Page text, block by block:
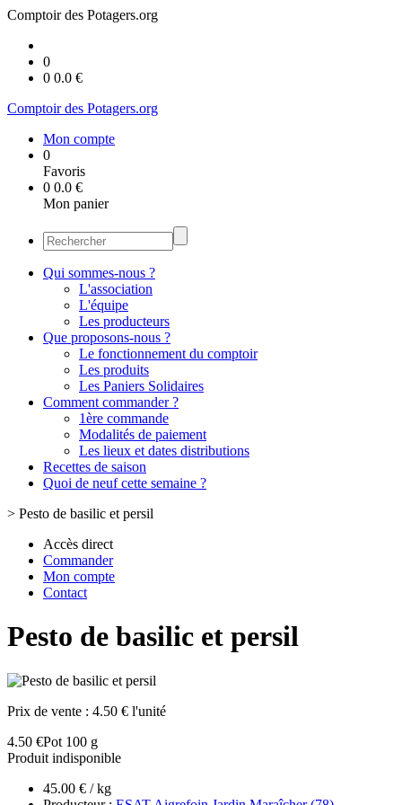
Comptoir des Potagers.org
0
0 0.0 €
Comptoir des Potagers.org
Mon compte
0
Favoris
0 0.0 €
Mon panier
Qui sommes-nous ?
L'association
L'équipe
Les producteurs
Que proposons-nous ?
Le fonctionnement du comptoir
Les produits
Les Paniers Solidaires
Comment commander ?
1ère commande
Modalités de paiement
Les lieux et dates distributions
Recettes de saison
Quoi de neuf cette semaine ?
> Pesto de basilic et persil
Accès direct
Commander
Mon compte
Contact
Pesto de basilic et persil
Prix de vente : 4.50 € l'unité
4.50 €Pot 100 g
Produit indisponible
45.00 € / kg